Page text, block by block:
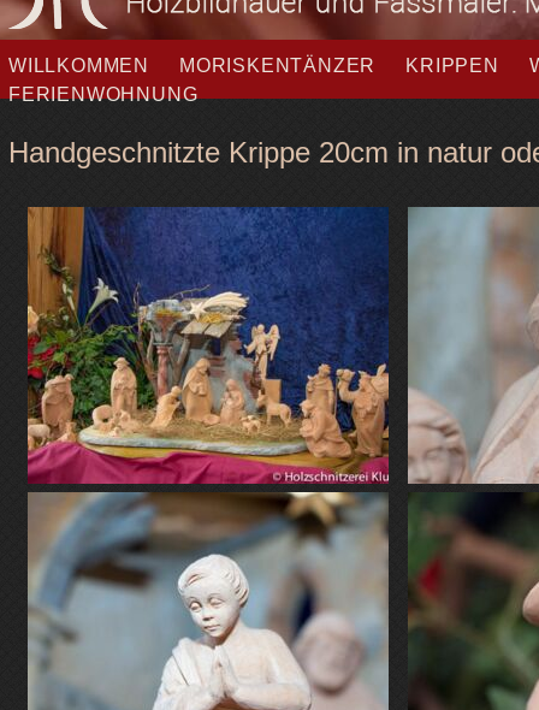
WILLKOMMEN MORISKENTÄNZER KRIPPEN
FERIENWOHNUNG
Handgeschnitzte Krippe 20cm in natur